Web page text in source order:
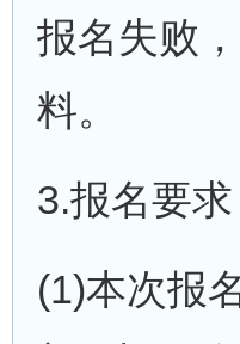
报名失败
料。
3.报名要求
(1)本次报